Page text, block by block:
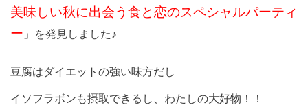
美味しい秋に出会う食と恋のスペシャルパーティ
ー 」を発見しました♪
豆腐はダイエットの強い味方だし
イソフラボンも摂取できるし、わたしの大好物！！